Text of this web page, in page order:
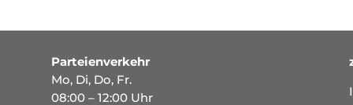
Parteienverkehr
Mo, Di, Do, Fr.
08:00 – 12:00 Uhr